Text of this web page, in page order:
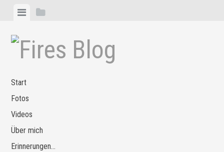
Zum
springen
MenüSeitenleiste
Start
Fotos
Videos
Über mich
Erinnerungen…